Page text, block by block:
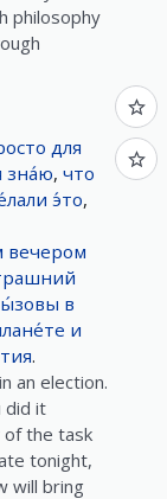
philosophy
для
зна́ю, что
э́то,
вечером
в
и
.
an election.
did it
of the task
tonight,
will bring